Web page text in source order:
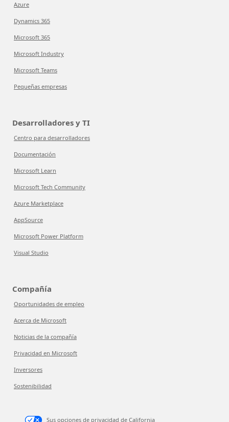
Azure
Dynamics 365
Microsoft 365
Microsoft Industry
Microsoft Teams
Pequeñas empresas
Desarrolladores y TI
Centro para desarrolladores
Documentación
Microsoft Learn
Microsoft Tech Community
Azure Marketplace
AppSource
Microsoft Power Platform
Visual Studio
Compañía
Oportunidades de empleo
Acerca de Microsoft
Noticias de la compañía
Privacidad en Microsoft
Inversores
Sostenibilidad
Sus opciones de privacidad de California